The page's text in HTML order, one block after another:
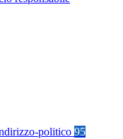
politico 95